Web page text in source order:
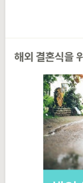
해외 결혼식을